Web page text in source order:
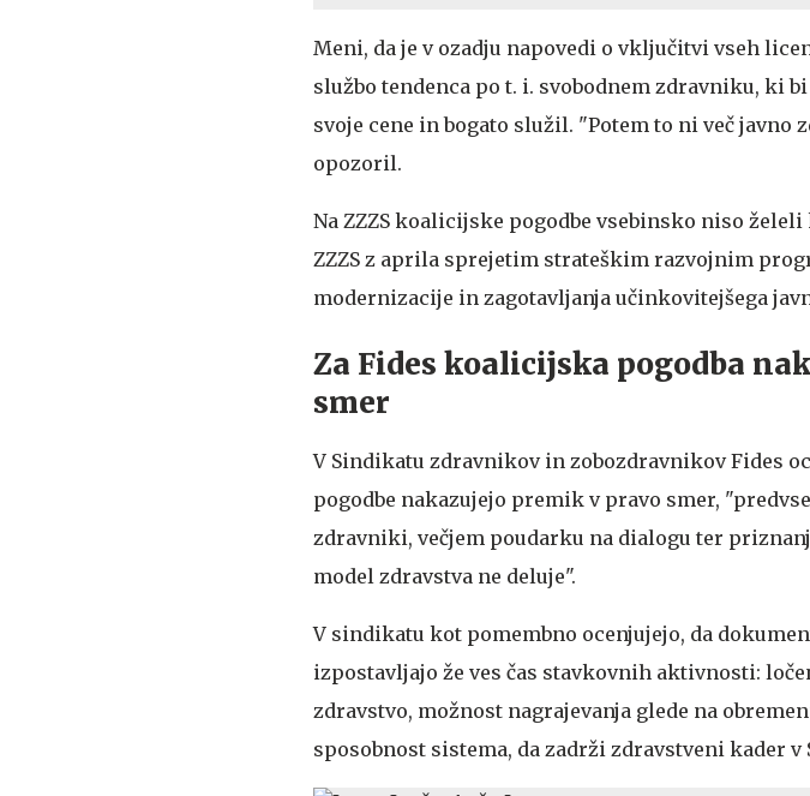
Meni, da je v ozadju napovedi o vključitvi vseh
službo tendenca po t. i. svobodnem zdravniku, ki
svoje cene in bogato služil. "Potem to ni več javno
opozoril.
Na ZZZS koalicijske pogodbe vsebinsko niso
ZZZS z aprila sprejetim strateškim razvojnim
modernizacije in zagotavljanja učinkovitejšega
Za Fides koalicijska pogodba
smer
V Sindikatu zdravnikov in zobozdravnikov Fides
pogodbe nakazujejo premik v pravo smer,
zdravniki, večjem poudarku na dialogu ter
model zdravstva ne deluje".
V sindikatu kot pomembno ocenjujejo, da
izpostavljajo že ves čas stavkovnih aktivnosti:
zdravstvo, možnost nagrajevanja glede na
sposobnost sistema, da zadrži zdravstveni kader v